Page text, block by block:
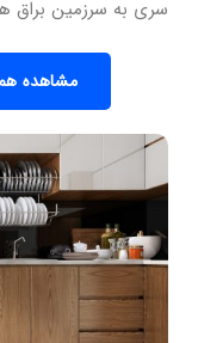
سری به سرزمین براق
مشاهده